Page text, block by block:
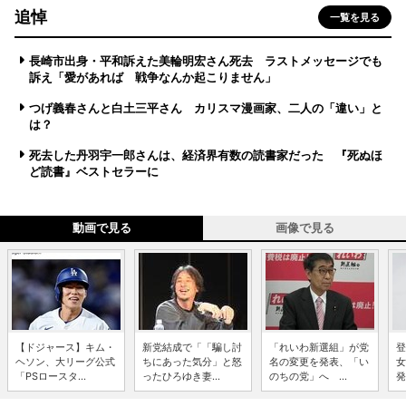
追悼 一覧を見る
長崎市出身・平和訴えた美輪明宏さん死去 ラストメッセージでも
訴え「愛があれば 戦争なんか起こりません」
つげ義春さんと白土三平さん カリスマ漫画家、二人の「違い」と
は？
死去した丹羽宇一郎さんは、経済界有数の読書家だった 『死ぬほ
ど読書』ベストセラーに
動画で見る 画像で見る
【ドジャース】キム・
ヘソン、大リーグ公式
「PSロースタ...
新党結成で「「騙し討
ちにあった気分」と怒
ったひろゆき妻...
「れいわ新選組」が党
名の変更を発表、「い
のちの党」へ ...